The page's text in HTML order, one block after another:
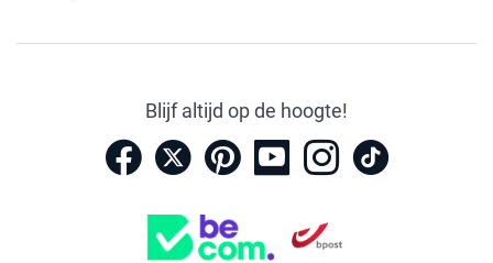
Blijf altijd op de hoogte!